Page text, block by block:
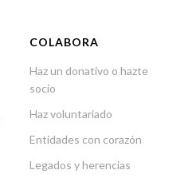
COLABORA
Haz un donativo o hazte
socio
Haz voluntariado
Entidades con corazón
Legados y herencias